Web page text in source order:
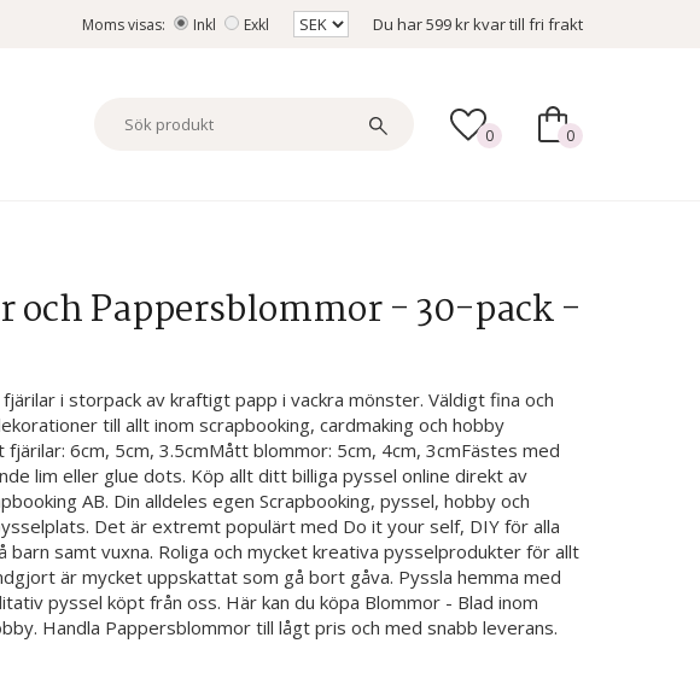
Moms visas: Inkl Exkl Du har599 krkvar till fri frakt
0 0
och Pappersblommor - 30-pack -
i storpack av kraftigt papp i vackra mönster. Väldigt fina och
till allt inom scrapbooking, cardmaking och hobby
fjärilar: 6cm, 5cm, 3.5cmMått blommor: 5cm, 4cm, 3cmFästes med
lim eller glue dots. Köp allt ditt billiga pyssel online direkt av
AB. Din alldeles egen Scrapbooking, pyssel, hobby och
Det är extremt populärt med Do it your self, DIY för alla
barn samt vuxna. Roliga och mycket kreativa pysselprodukter för allt
är mycket uppskattat som gå bort gåva. Pyssla hemma med
pyssel köpt från oss. Här kan du köpa Blommor - Blad inom
Handla Pappersblommor till lågt pris och med snabb leverans.